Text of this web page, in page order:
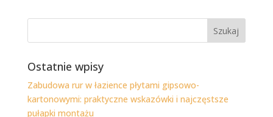
Ostatnie wpisy
Zabudowa rur w łazience płytami gipsowo-
kartonowymi: praktyczne wskazówki i najczęstsze
pułapki montażu